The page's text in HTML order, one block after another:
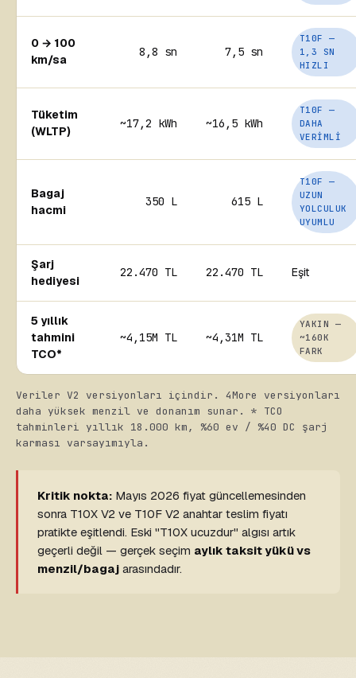
0 → 100
km/sa
8,8 sn 7,5 sn
T10F —
1,3 SN
HIZLI
Tüketim
(WLTP)
~17,2 kWh ~16,5 kWh
T10F —
DAHA
VERIMLI
Bagaj
hacmi
350 L 615 L
T10F —
UZUN
YOLCULUK
UYUMLU
Şarj
hediyesi
22.470 TL 22.470 TL Eşit
5 yıllık
tahmini
TCO*
~4,15M TL ~4,31M TL
YAKIN —
~160K
FARK
Veriler V2 versiyonları içindir. 4More versiyonları
daha yüksek menzil ve donanım sunar. * TCO
tahminleri yıllık 18.000 km, %60 ev / %40 DC şarj
karması varsayımıyla.
Kritik nokta: Mayıs 2026 fiyat güncellemesinden
sonra T10X V2 ve T10F V2 anahtar teslim fiyatı
pratikte eşitlendi. Eski "T10X ucuzdur" algısı artık
geçerli değil — gerçek seçim aylık taksit yükü vs
menzil/bagaj arasındadır.